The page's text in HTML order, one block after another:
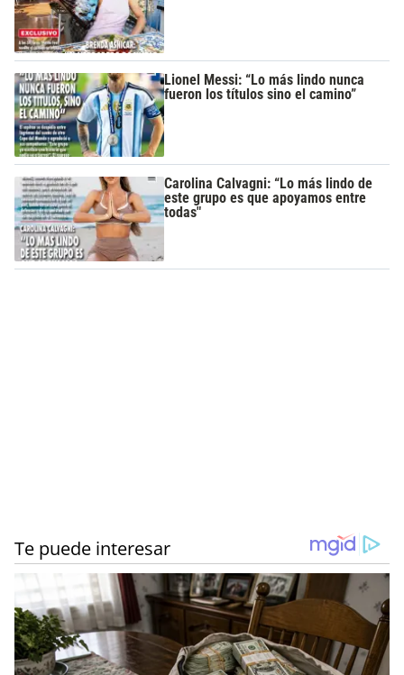
Lionel Messi: “Lo más lindo nunca
fueron los títulos sino el camino”
Carolina Calvagni: “Lo más lindo de
este grupo es que apoyamos entre
todas"